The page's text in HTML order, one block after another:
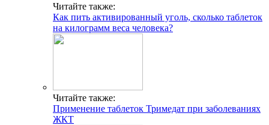
Читайте также:
Как пить активированный уголь, сколько таблеток
на килограмм веса человека?
Читайте также:
Применение таблеток Тримедат при заболеваниях
ЖКТ